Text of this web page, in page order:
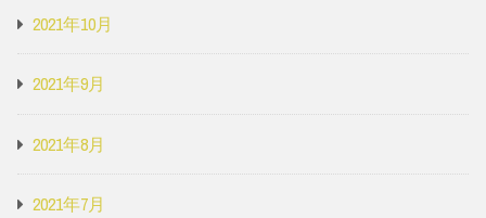
2021年10月
2021年9月
2021年8月
2021年7月